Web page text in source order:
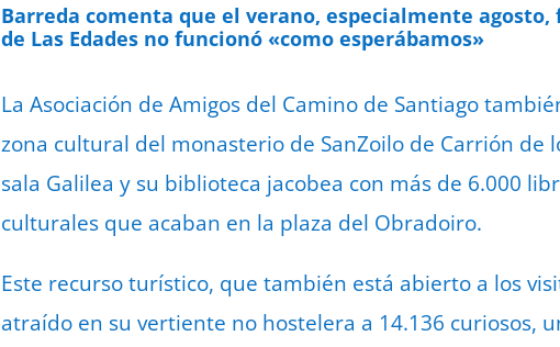
Barreda comenta que el verano, especialmente
de Las Edades no funcionó «como esperábamos»
La Asociación de Amigos del Camino de Santiago
zona cultural del monasterio de SanZoilo de Carrión de
sala Galilea y su biblioteca jacobea con más de 6.000
culturales que acaban en la plaza del Obradoiro.
Este recurso turístico, que también está abierto a los
atraído en su vertiente no hostelera a 14.136 curiosos,